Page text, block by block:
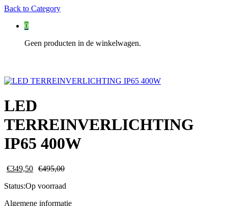
Back to Category
0
Geen producten in de winkelwagen.
LED
TERREINVERLICHTING
IP65 400W
€349,50 €495,00
Status:Op voorraad
Algemene informatie